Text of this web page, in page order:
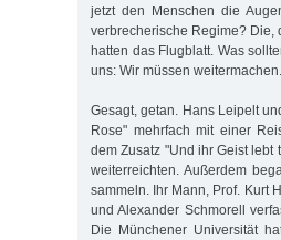
jetzt den Menschen die
verbrecherische Regime? Die,
hatten das Flugblatt. Was
uns: Wir müssen
Gesagt, getan. Hans Leipelt
Rose" mehrfach mit einer
dem Zusatz "Und ihr Geist lebt
weiterreichten. Außerdem
sammeln. Ihr Mann, Prof. Kurt
und Alexander Schmorell
Die Münchener Universität